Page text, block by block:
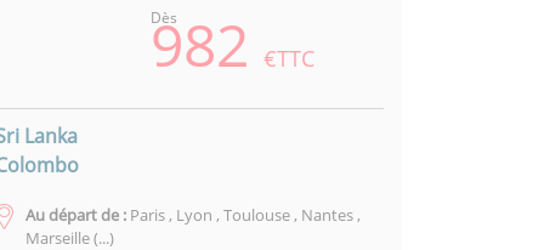
Dès
982 €TTC
Lanka
Au départ de : Paris , Lyon , Toulouse , Nantes ,
Marseille (...)